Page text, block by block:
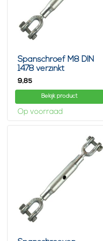
Spanschroef M8 DIN
1478 verzinkt
gaffel/gaffel
9,85
Bekijk product
Op voorraad